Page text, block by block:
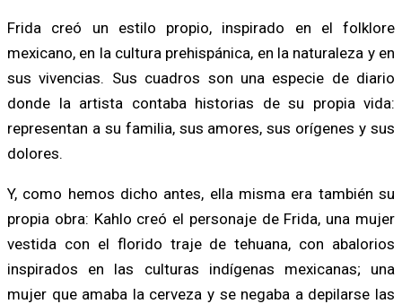
Frida creó un estilo propio, inspirado en el folklore
mexicano, en la cultura prehispánica, en la naturaleza y en
sus vivencias. Sus cuadros son una especie de diario
donde la artista contaba historias de su propia vida:
representan a su familia, sus amores, sus orígenes y sus
dolores.
Y, como hemos dicho antes, ella misma era también su
propia obra: Kahlo creó el personaje de Frida, una mujer
vestida con el florido traje de tehuana, con abalorios
inspirados en las culturas indígenas mexicanas; una
mujer que amaba la cerveza y se negaba a depilarse las